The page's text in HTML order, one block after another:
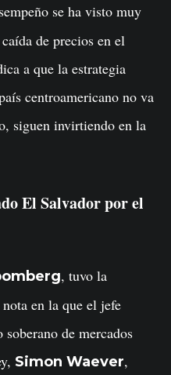
se ha visto muy
de precios en el
a que la estrategia
centroamericano no va
siguen invirtiendo en la
El Salvador por el
, tuvo la
en la que el jefe
de mercados
Simon Waever,